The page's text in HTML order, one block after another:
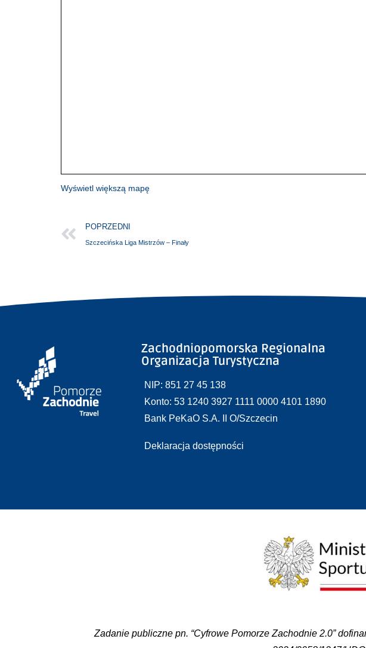
Wyświetl większą mapę
POPRZEDNI
Szczecińska Liga Mistrzów – Finały
Zachodniopomorska Regionalna
Organizacja Turystyczna
NIP: 851 27 45 138
Konto: 53 1240 3927 1111 0000 4101 1890
Bank PeKaO S.A. II O/Szczecin
Deklaracja dostępności
Zadanie publiczne pn. “Cyfrowe Pomorze Zachodnie 2.0”